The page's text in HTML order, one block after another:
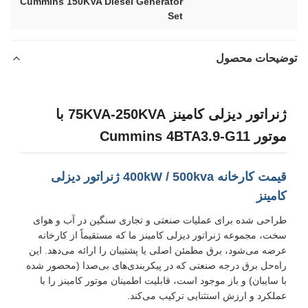
Set
توضیحات محصول
ژنراتور دیزلی کامینز 75KVA-250KVA با
موتور Cummins 4BTA3.9-G11
قیمت کارخانه 400kW / 500kva ژنراتور دیزلی
کامینز
طراحی شده برای عملیات صنعتی و تجاری سنگین در آب و هوای
سخت، مجموعه ژنراتور دیزلی کامینز ما که مستقیماً از کارخانه
عرضه می‌شود، برق مطمئن اصلی یا پشتیبان را ارائه می‌دهد. این
راه‌حل برق درجه صنعتی که در پیکربندی‌های بی‌صدا (محصور شده
با سایبان) و باز موجود است، قابلیت اطمینان موتور کامینز را با
عملکرد و ارزش استثنایی ترکیب می‌کند.